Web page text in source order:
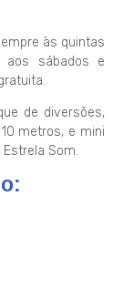
às quintas
sábados e
de diversões,
metros, e mini
Som.